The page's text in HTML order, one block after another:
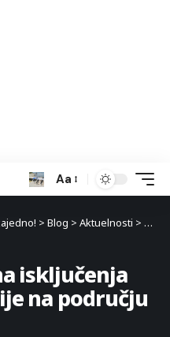
Aa
> Blog > Aktuelnosti >
isključenja
na području